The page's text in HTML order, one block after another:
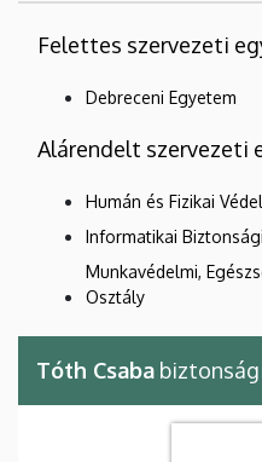
Felettes szervezeti
Debreceni Egyetem
Alárendelt szervezeti
Humán és Fizikai
Informatikai
Munkavédelmi,
Osztály
Tóth Csaba